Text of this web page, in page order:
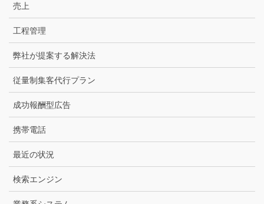
売上
工程管理
弊社が提案する解決法
従量制集客代行プラン
成功報酬型広告
携帯電話
最近の状況
検索エンジン